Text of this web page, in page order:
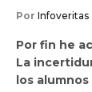
Por Infoveritas
Por fin he
La
los